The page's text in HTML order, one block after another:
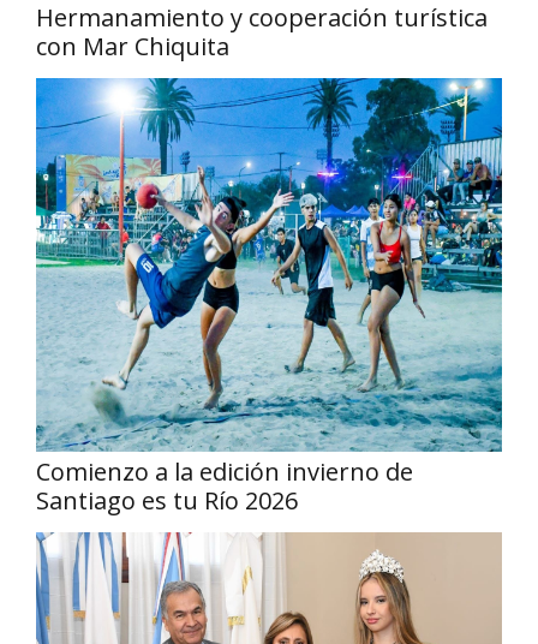
Hermanamiento y cooperación turística
con Mar Chiquita
Comienzo a la edición invierno de
Santiago es tu Río 2026